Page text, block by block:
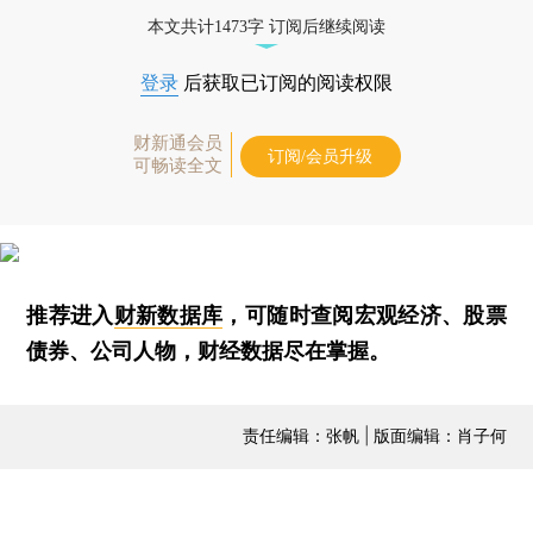
本文共计1473字 订阅后继续阅读
登录 后获取已订阅的阅读权限
财新通会员
可畅读全文
订阅/会员升级
推荐进入财新数据库 ，可随时查阅宏观经济、股票
债券、公司人物，财经数据尽在掌握。
责任编辑：张帆 | 版面编辑：肖子何